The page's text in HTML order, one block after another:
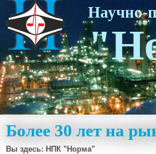
Научно-
Более 30 лет на
Вы здесь: НПК "Норма"